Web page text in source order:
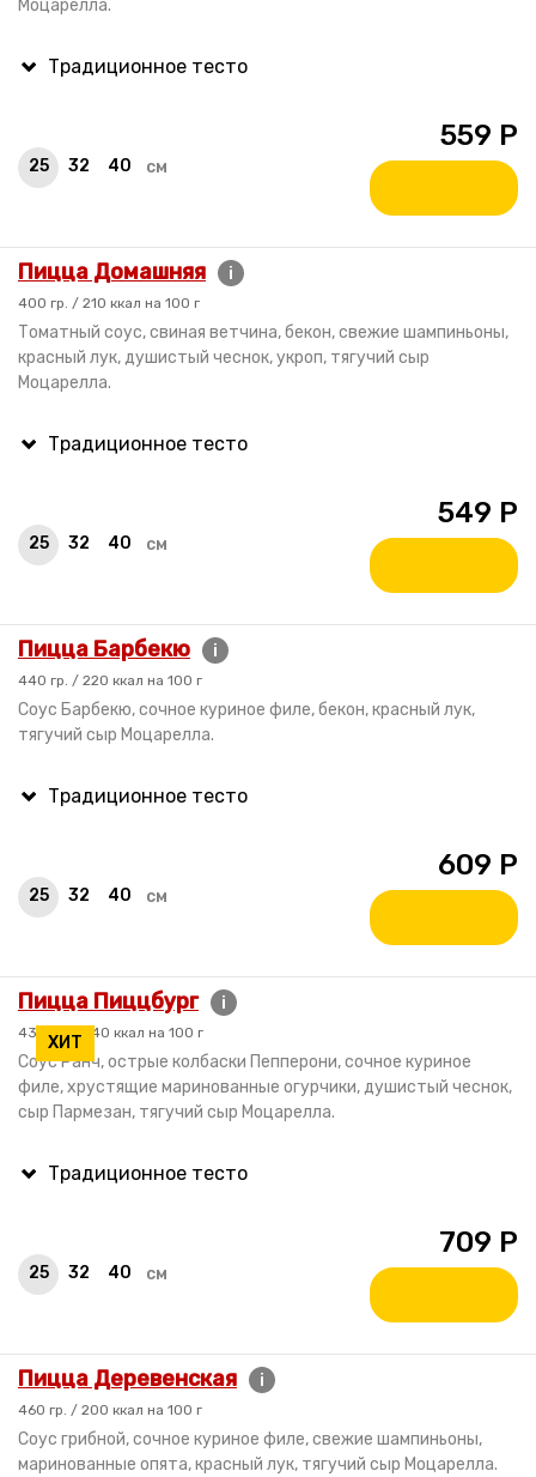
Моцарелла.
25 32 40 см
559 Р
Пицца Домашняя i
400 гр. / 210 ккал на 100 г
Томатный соус, свиная ветчина, бекон, свежие шампиньоны,
красный лук, душистый чеснок, укроп, тягучий сыр
Моцарелла.
25 32 40 см
549 Р
Пицца Барбекю i
440 гр. / 220 ккал на 100 г
Соус Барбекю, сочное куриное филе, бекон, красный лук,
тягучий сыр Моцарелла.
25 32 40 см
609 Р
ХИТ
Пицца Пиццбург i
430 гр. / 240 ккал на 100 г
Соус Ранч, острые колбаски Пепперони, сочное куриное
филе, хрустящие маринованные огурчики, душистый чеснок,
сыр Пармезан, тягучий сыр Моцарелла.
25 32 40 см
709 Р
Пицца Деревенская i
460 гр. / 200 ккал на 100 г
Соус грибной, сочное куриное филе, свежие шампиньоны,
маринованные опята, красный лук, тягучий сыр Моцарелла.